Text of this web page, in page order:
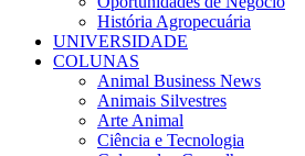
História Agropecuária
UNIVERSIDADE
COLUNAS
Animal Business News
Animais Silvestres
Arte Animal
Ciência e Tecnologia